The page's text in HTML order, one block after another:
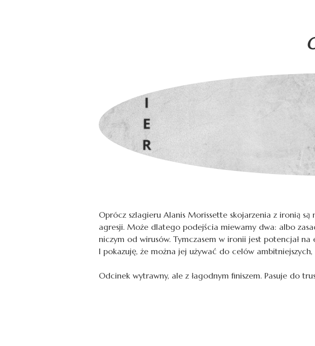
Oprócz szlagieru Alanis Morissette skojarzenia z ironią
agresji. Może dlatego podejścia miewamy dwa: albo
niczym od wirusów. Tymczasem w ironii jest potencjał
I pokazuję, że można jej używać do celów ambitniejszych,
Odcinek wytrawny, ale z łagodnym finiszem. Pasuje do